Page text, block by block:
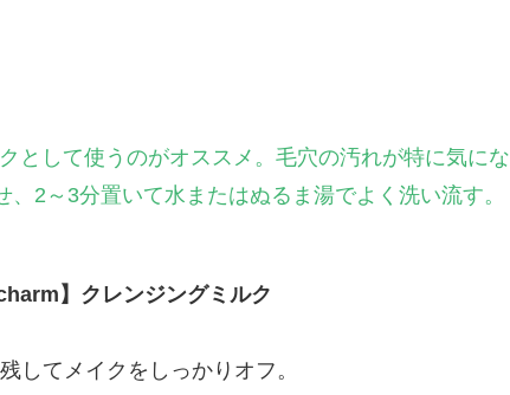
として使うのがオススメ。毛穴の汚れが特に気にな
2～3分置いて水またはぬるま湯でよく洗い流す。
】クレンジングミルク
してメイクをしっかりオフ。